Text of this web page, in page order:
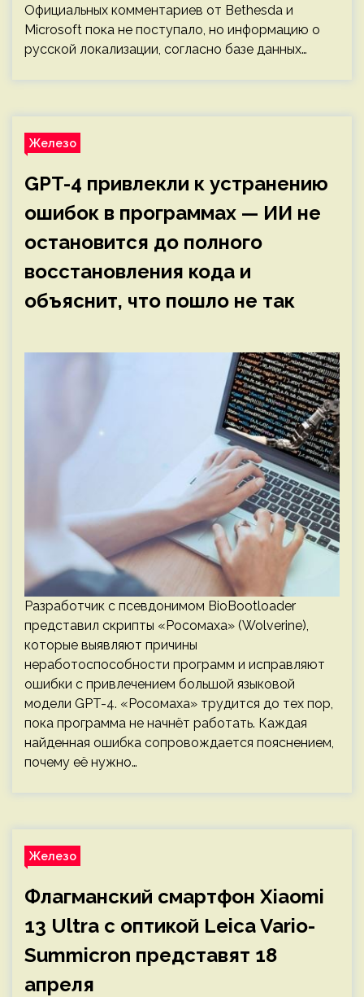
Официальных комментариев от Bethesda и
Microsoft пока не поступало, но информацию о
русской локализации, согласно базе данных…
Железо
GPT-4 привлекли к устранению
ошибок в программах — ИИ не
остановится до полного
восстановления кода и
объяснит, что пошло не так
Разработчик с псевдонимом BioBootloader
представил скрипты «Росомаха» (Wolverine),
которые выявляют причины
неработоспособности программ и исправляют
ошибки с привлечением большой языковой
модели GPT-4. «Росомаха» трудится до тех пор,
пока программа не начнёт работать. Каждая
найденная ошибка сопровождается пояснением,
почему её нужно…
Железо
Флагманский смартфон Xiaomi
13 Ultra с оптикой Leica Vario-
Summicron представят 18
апреля